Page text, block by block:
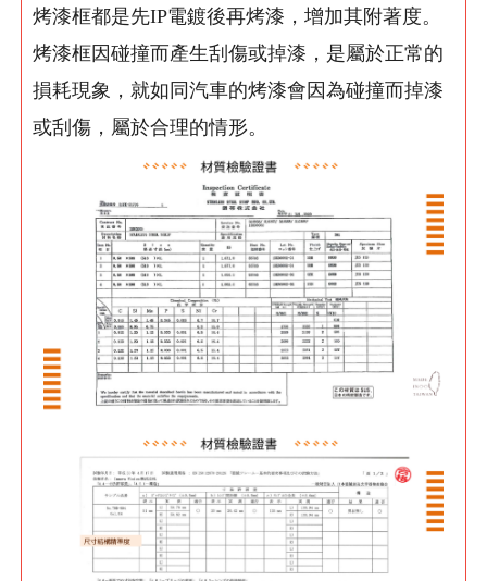
烤漆框都是先IP電鍍後再烤漆，增加其附著度。
烤漆框因碰撞而產生刮傷或掉漆，是屬於正常的
損耗現象，就如同汽車的烤漆會因為碰撞而掉漆
或刮傷，屬於合理的情形。